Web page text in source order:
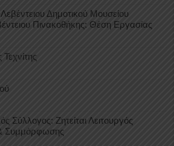
Δημοτικού Μουσείου
Πινακοθήκης: Θέση Εργασίας
Σύλλογος: Ζητείται Λειτουργός
Συμμόρφωσης